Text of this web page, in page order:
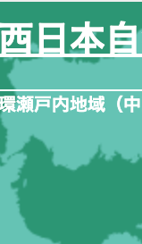
容
を
ス
キ
ッ
プ